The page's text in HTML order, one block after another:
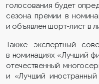
голосования будет
сезона премии в
и объявлен шорт-лист в
Также экспертный
в номинациях «Лучший
отечественный
и «Лучший